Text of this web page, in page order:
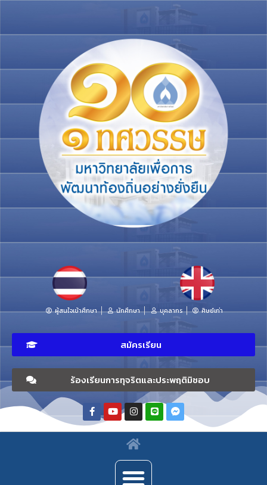
ผู้สนใจเข้าศึกษา นักศึกษา บุคลากร ศิษย์เก่า
สมัครเรียน
ร้องเรียนการทุจริตและประพฤติมิชอบ